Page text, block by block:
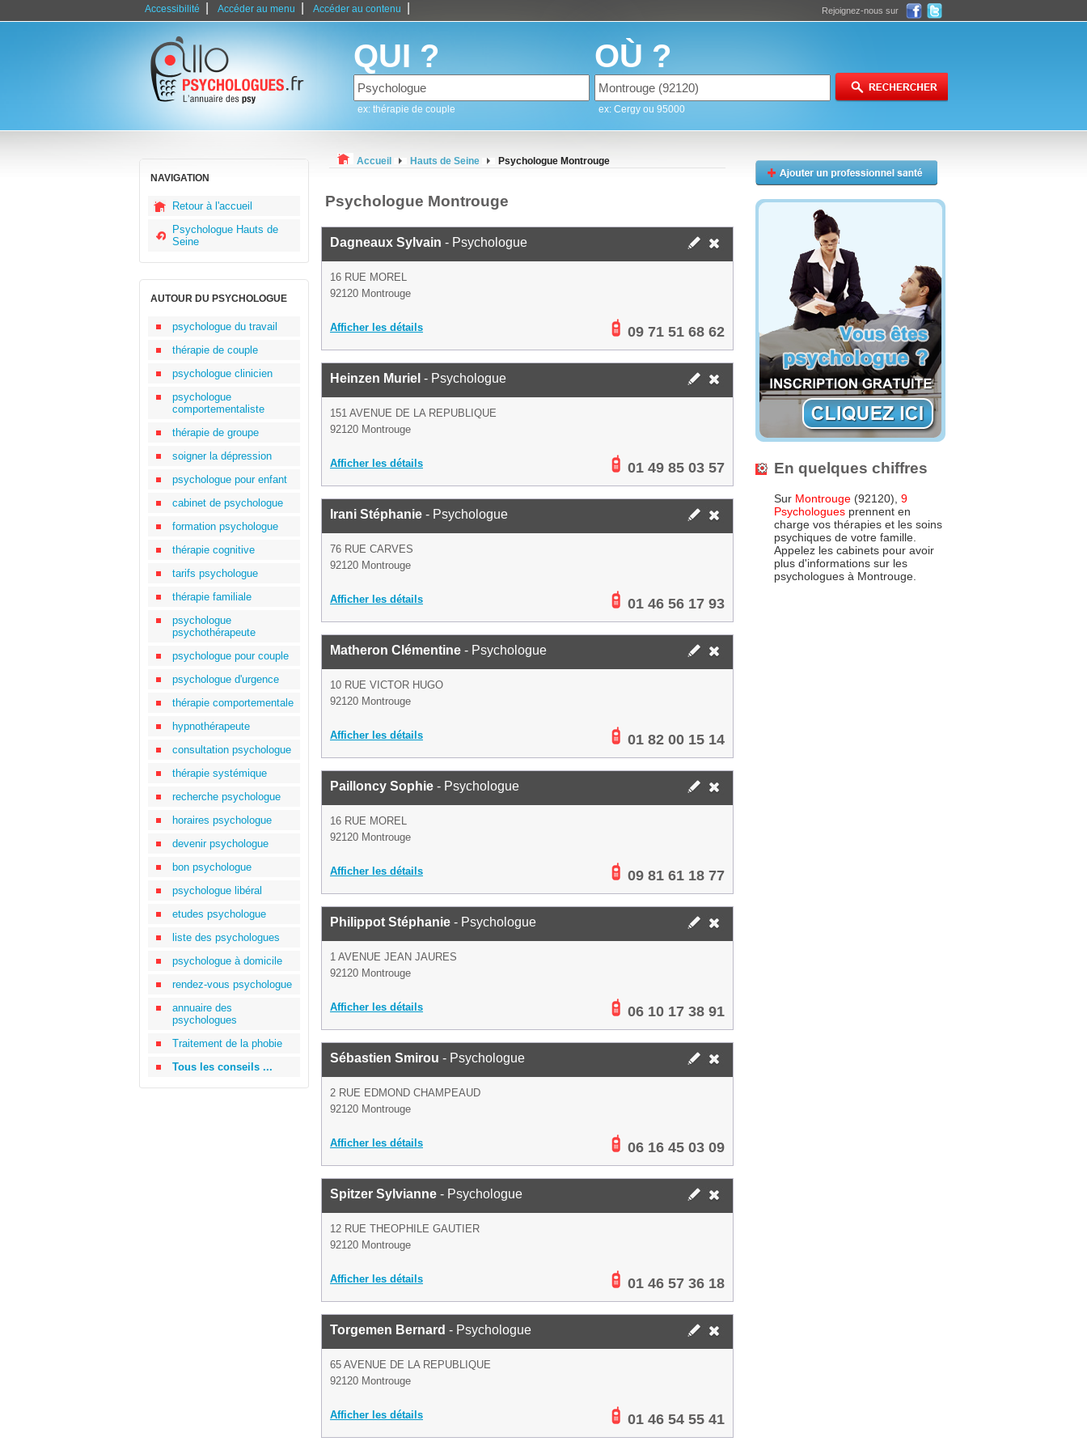
Accessibilité Accéder au menu Accéder au contenu Rejoignez-nous sur
QUI ?
ex: thérapie de couple
OÙ ?
ex: Cergy ou 95000
NAVIGATION
Retour à l'accueil
Psychologue Hauts de
Seine
AUTOUR DU PSYCHOLOGUE
psychologue du travail
thérapie de couple
psychologue clinicien
psychologue
comportementaliste
thérapie de groupe
soigner la dépression
psychologue pour enfant
cabinet de psychologue
formation psychologue
thérapie cognitive
tarifs psychologue
thérapie familiale
psychologue
psychothérapeute
psychologue pour couple
psychologue d'urgence
thérapie comportementale
hypnothérapeute
consultation psychologue
thérapie systémique
recherche psychologue
horaires psychologue
devenir psychologue
bon psychologue
psychologue libéral
etudes psychologue
liste des psychologues
psychologue à domicile
rendez-vous psychologue
annuaire des
psychologues
Traitement de la phobie
Tous les conseils ...
Accueil Hauts de Seine Psychologue Montrouge
Psychologue Montrouge
Dagneaux Sylvain - Psychologue
16 RUE MOREL
92120 Montrouge
Afficher les détails 09 71 51 68 62
Heinzen Muriel - Psychologue
151 AVENUE DE LA REPUBLIQUE
92120 Montrouge
Afficher les détails 01 49 85 03 57
Irani Stéphanie - Psychologue
76 RUE CARVES
92120 Montrouge
Afficher les détails 01 46 56 17 93
Matheron Clémentine - Psychologue
10 RUE VICTOR HUGO
92120 Montrouge
Afficher les détails 01 82 00 15 14
Pailloncy Sophie - Psychologue
16 RUE MOREL
92120 Montrouge
Afficher les détails 09 81 61 18 77
Philippot Stéphanie - Psychologue
1 AVENUE JEAN JAURES
92120 Montrouge
Afficher les détails 06 10 17 38 91
Sébastien Smirou - Psychologue
2 RUE EDMOND CHAMPEAUD
92120 Montrouge
Afficher les détails 06 16 45 03 09
Spitzer Sylvianne - Psychologue
12 RUE THEOPHILE GAUTIER
92120 Montrouge
Afficher les détails 01 46 57 36 18
Torgemen Bernard - Psychologue
65 AVENUE DE LA REPUBLIQUE
92120 Montrouge
Afficher les détails 01 46 54 55 41
En quelques chiffres
Sur Montrouge (92120), 9
Psychologues prennent en
charge vos thérapies et les soins
psychiques de votre famille.
Appelez les cabinets pour avoir
plus d'informations sur les
psychologues à Montrouge.